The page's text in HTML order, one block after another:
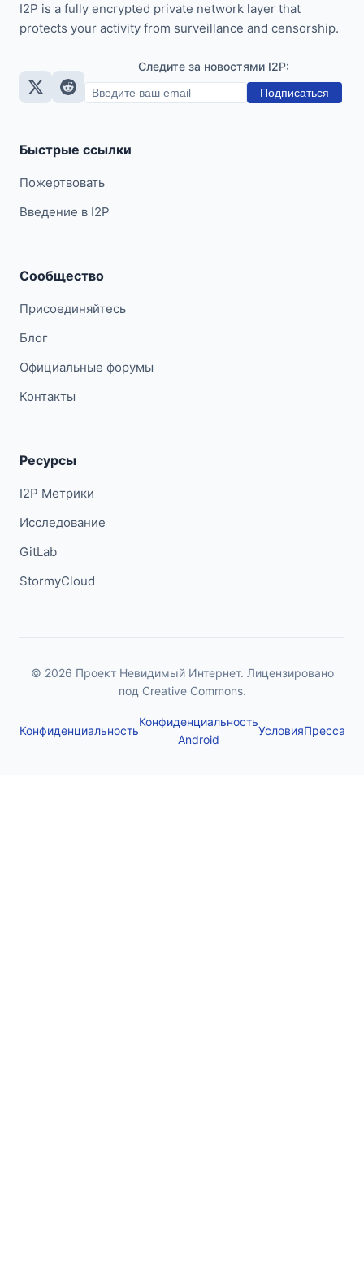
I2P is a fully encrypted private network layer that
protects your activity from surveillance and censorship.
Следите за новостями I2P:
Подписаться
Быстрые ссылки
Пожертвовать
Введение в I2P
Сообщество
Присоединяйтесь
Блог
Официальные форумы
Контакты
Ресурсы
I2P Метрики
Исследование
GitLab
StormyCloud
© 2026 Проект Невидимый Интернет. Лицензировано
под Creative Commons.
Конфиденциальность
Конфиденциальность
Android
УсловияПресса